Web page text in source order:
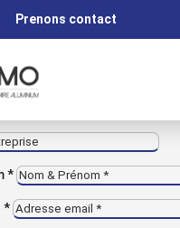
Prenons contact
sur
QUESTION ?
nous
*
*